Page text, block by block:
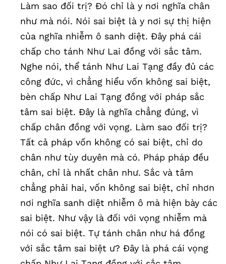
Làm sao đối trị? Đó chỉ là y nơi nghĩa chân
như mà nói. Nói sai biệt là y nơi sự thị hiện
của nghĩa nhiễm ô sanh diệt. Đây phá cái
chấp cho tánh Như Lai đồng với sắc tâm.
Nghe nói, thể tánh Như Lai Tạng đầy đủ các
công đức, vì chẳng hiểu vốn không sai biệt,
bèn chấp Như Lai Tạng đồng với pháp sắc
tâm sai biệt. Đây là nghĩa chẳng đúng, vì
chấp chân đồng với vọng. Làm sao đối trị?
Tất cả pháp vốn không có sai biệt, chỉ do
chân như tùy duyên mà có. Pháp pháp đều
chân, chỉ là nhất chân như. Sắc và tâm
chẳng phải hai, vốn không sai biệt, chỉ nhơn
nơi nghĩa sanh diệt nhiễm ô mà hiện bày các
sai biệt. Như vậy là đối với vọng nhiễm mà
nói có sai biệt. Tự tánh chân như há đồng
với sắc tâm sai biệt ư? Đây là phá cái vọng